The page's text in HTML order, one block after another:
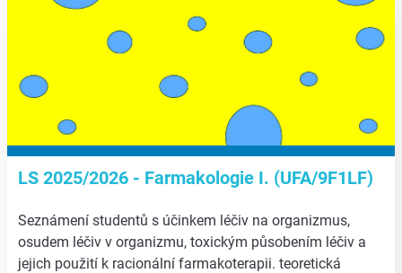
LS 2025/2026 - Farmakologie I. (UFA/9F1LF)
Seznámení studentů s účinkem léčiv na organizmus,
osudem léčiv v organizmu, toxickým působením léčiv a
jejich použití k racionální farmakoterapii. teoretická